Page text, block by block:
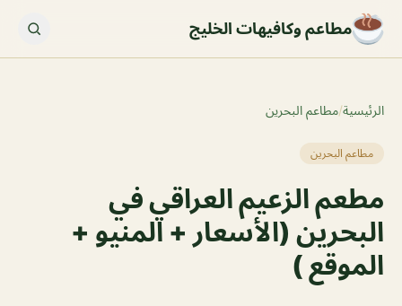
مطاعم وكافيهات الخليج
الرئيسية/مطاعم البحرين
مطاعم البحرين
مطعم الزعيم العراقي في
البحرين (الأسعار + المنيو +
الموقع )